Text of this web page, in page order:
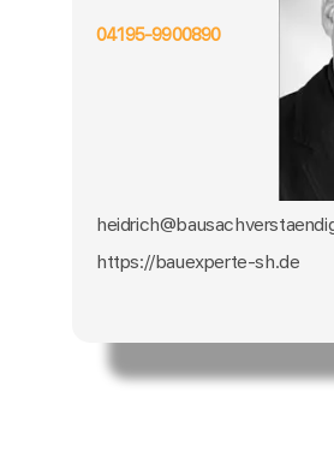
04195-9900890
https://bauexperte-sh.de